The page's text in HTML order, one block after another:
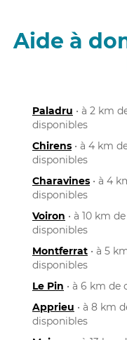
Aide à
Paladru • à 2 km
disponibles
Chirens • à 4 km
disponibles
Charavines • à 4
disponibles
Voiron • à 10 km
disponibles
Montferrat • à 5
disponibles
Le Pin • à 6 km de
Apprieu • à 8 km
disponibles